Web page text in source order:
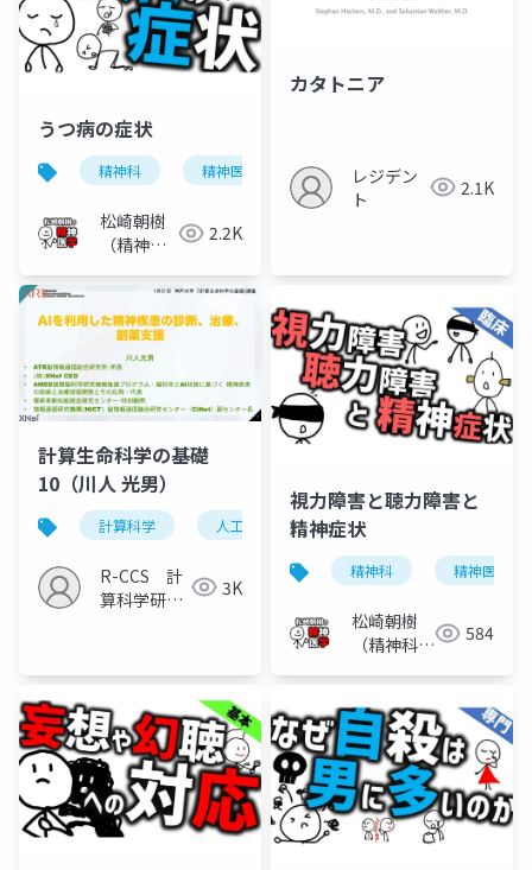
うつ病の症状
精神科 精神医学 うつ病
松崎朝樹
（精神科
2.2K
カタトニア
レジデン
ト
2.1K
計算生命科学の基礎
10（川人 光男）
計算科学 人工知能技術 ブレインマシンインタフ
R-CCS 計
算科学研究
3K
視力障害と聴力障害と
精神症状
精神科 精神医学
松崎朝樹
（精神科
584